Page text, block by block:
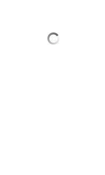
educación" realizado